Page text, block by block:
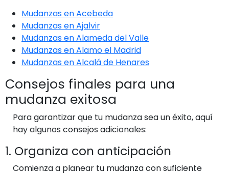
Mudanzas en Acebeda
Mudanzas en Ajalvir
Mudanzas en Alameda del Valle
Mudanzas en Alamo el Madrid
Mudanzas en Alcalá de Henares
Consejos finales para una
mudanza exitosa
Para garantizar que tu mudanza sea un éxito, aquí
hay algunos consejos adicionales:
1. Organiza con anticipación
Comienza a planear tu mudanza con suficiente